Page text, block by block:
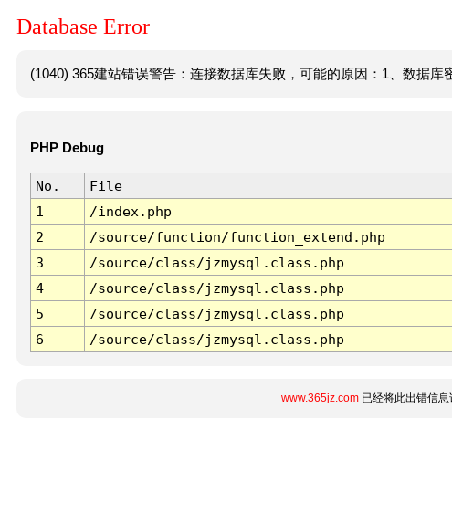
Database Error
(1040) 365建站错误警告：连接数据库失败，可能的原因：1、数据库
PHP Debug
No. File
1
/index.php
2
/source/function/function_extend.php
3
/source/class/jzmysql.class.php
4
/source/class/jzmysql.class.php
5
/source/class/jzmysql.class.php
6
/source/class/jzmysql.class.php
www.365jz.com已经将此出错信息